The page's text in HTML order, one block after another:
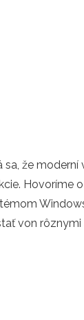
sa, že moderní
Hovoríme
von rôznymi